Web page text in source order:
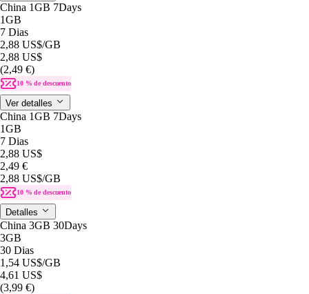
China 1GB 7Days
1GB
7 Dias
2,88 US$/GB
2,88 US$
(2,49 €)
10 % de descuento
Ver detalles
China 1GB 7Days
1GB
7 Dias
2,88 US$
2,49 €
2,88 US$/GB
10 % de descuento
Detalles
China 3GB 30Days
3GB
30 Dias
1,54 US$/GB
4,61 US$
(3,99 €)